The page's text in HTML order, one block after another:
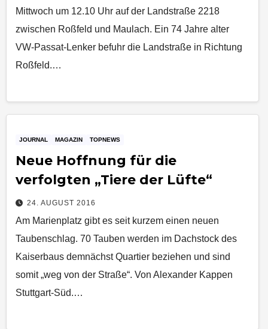
Mittwoch um 12.10 Uhr auf der Landstraße 2218
zwischen Roßfeld und Maulach. Ein 74 Jahre alter
VW-Passat-Lenker befuhr die Landstraße in Richtung
Roßfeld.…
JOURNAL MAGAZIN TOPNEWS
Neue Hoffnung für die
verfolgten „Tiere der Lüfte“
24. AUGUST 2016
Am Marienplatz gibt es seit kurzem einen neuen
Taubenschlag. 70 Tauben werden im Dachstock des
Kaiserbaus demnächst Quartier beziehen und sind
somit „weg von der Straße“. Von Alexander Kappen
Stuttgart-Süd.…